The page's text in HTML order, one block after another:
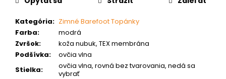
Kategória: Zimné Barefoot Topánky
Farba:
modrá
Zvršok:
koža nubuk, TEX membrána
Podšívka:
ovčia vlna
Stielka:
ovčia vlna, rovná bez tvarovania, nedá sa
vybrať